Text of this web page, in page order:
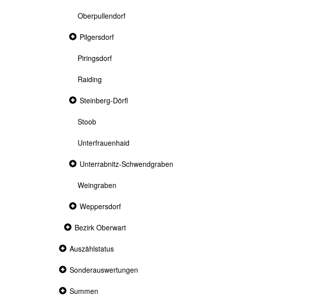
Oberpullendorf
Collapsed
section
Pilgersdorf
Piringsdorf
Raiding
Collapsed
Steinberg-Dörfl
Stoob
Unterfrauenhaid
Collapsed
Unterrabnitz-Schwendgraben
Weingraben
Collapsed
section
Weppersdorf
Collapsed
Bezirk Oberwart
Collapsed
Auszählstatus
Collapsed
Sonderauswertungen
Collapsed
Summen